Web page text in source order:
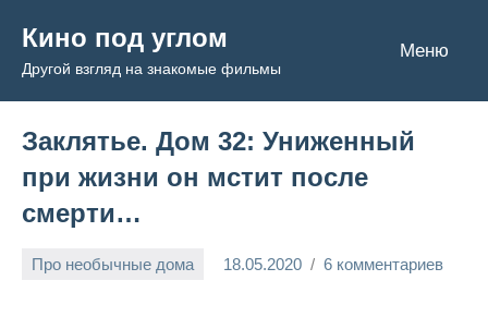
содержимому
Кино под углом
Другой взгляд на знакомые фильмы
Меню
Заклятье. Дом 32: Униженный
при жизни он мстит после
смерти…
Про необычные дома 18.05.2020
Admin
6 комментариев